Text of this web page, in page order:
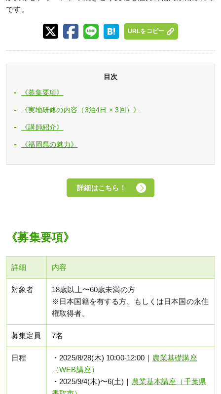
です。
URLをコピー
目次
《募集要項》
《実地研修の内容（3泊4日 × 3回）》
《講師紹介》
《福岡県の魅力》
詳細はこちら！
《募集要項》
詳細 内容
対象者
18歳以上〜60歳未満の方
※日本国籍を有する方、もしくは日本国の永住
権取得者。
募集定員 7名
日程 ・2025/8/28(木) 10:00-12:00｜ 農業基礎講座
（WEB講座）
・2025/9/4(木)〜6(土)｜ 農業基本講座（千葉県